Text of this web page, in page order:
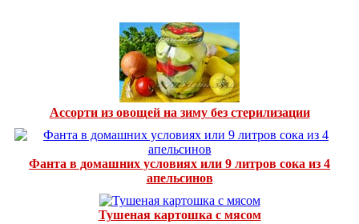
Ассорти из овощей на зиму без стерилизации
Фанта в домашних условиях или 9 литров сока из 4
апельсинов
Тушеная картошка с мясом